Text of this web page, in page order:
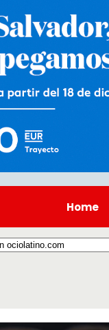
Home